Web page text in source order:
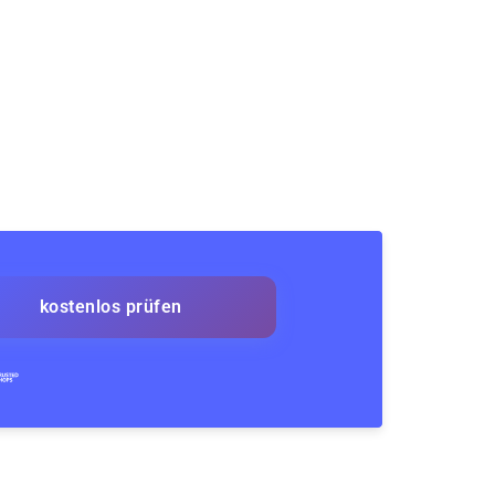
kostenlos prüfen